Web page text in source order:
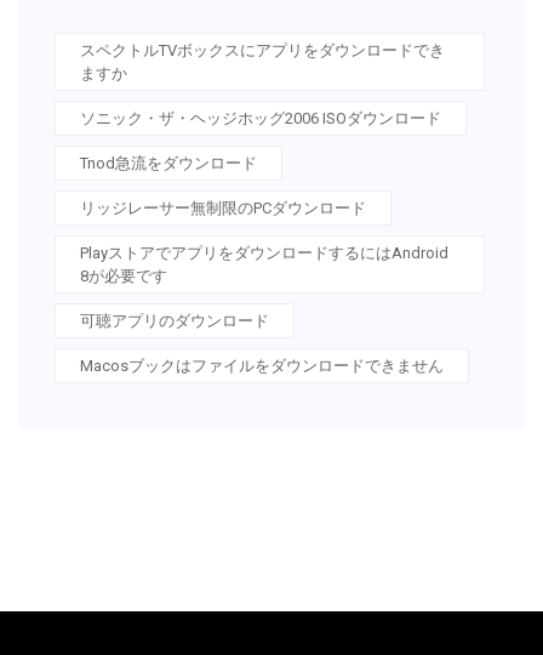
スペクトルTVボックスにアプリをダウンロードでき
ますか
ソニック・ザ・ヘッジホッグ2006 ISOダウンロード
Tnod急流をダウンロード
リッジレーサー無制限のPCダウンロード
PlayストアでアプリをダウンロードするにはAndroid
8が必要です
可聴アプリのダウンロード
Macosブックはファイルをダウンロードできません